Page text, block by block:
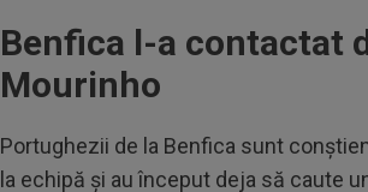
Benfica l-a contactat
Mourinho
Portughezii de la Benfica sunt
la echipă și au început deja să caute